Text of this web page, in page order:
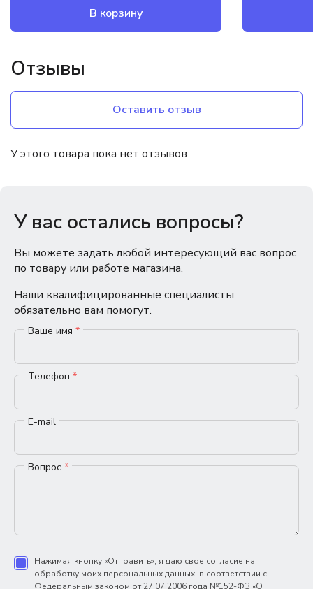
В корзину
Отзывы
Оставить отзыв
У этого товара пока нет отзывов
У вас остались вопросы?
Вы можете задать любой интересующий вас вопрос
по товару или работе магазина.
Наши квалифицированные специалисты
обязательно вам помогут.
Ваше имя *
Телефон *
E-mail
Вопрос *
Нажимая кнопку «Отправить», я даю свое согласие на
обработку моих персональных данных, в соответствии с
Федеральным законом от 27.07.2006 года №152-ФЗ «О